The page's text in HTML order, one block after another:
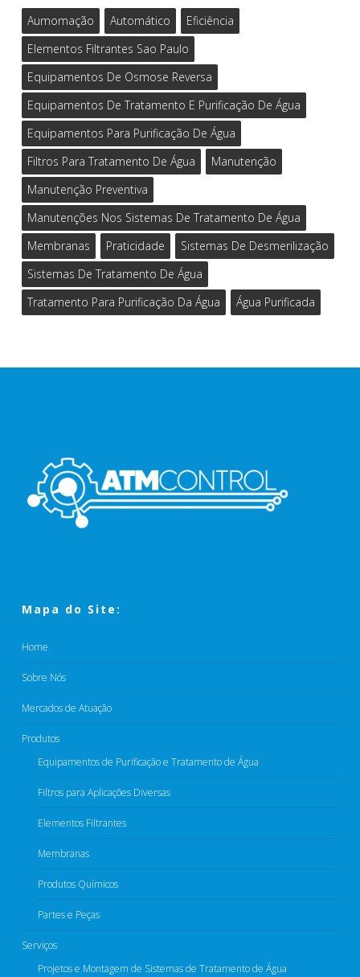
Aumomação Automático
Eficiência
Elementos Filtrantes Sao Paulo
Equipamentos De Osmose Reversa
Equipamentos De Tratamento E Purificação De Água
Equipamentos Para Purificação De Água
Filtros Para Tratamento De Água
Manutenção
Manutenção Preventiva
Manutenções Nos Sistemas De Tratamento De Água
Membranas
Praticidade
Sistemas De Desmerilização
Sistemas De Tratamento De Água
Tratamento Para Purificação Da Água
Água Purificada
Mapa do Site:
Home
Sobre Nós
Mercados de Atuação
Produtos
Equipamentos de Purificação e Tratamento de Água
Filtros para Aplicações Diversas
Elementos Filtrantes​
Membranas
Produtos Químicos​
Partes e Peças​
Serviços
Projetos e Montagem de Sistemas de Tratamento de Água​